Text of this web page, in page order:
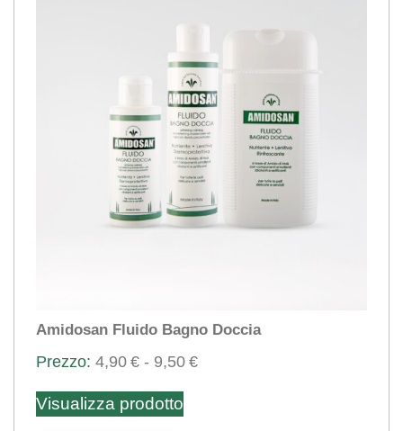
Amidosan Fluido Bagno Doccia
4,90 € - 9,50 €Fascia
Visualizza prodotto